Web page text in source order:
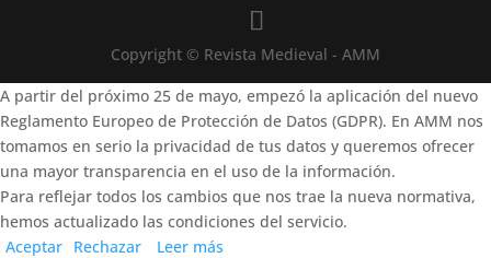
Copyright © Revista Medieval - AMM
A partir del próximo 25 de mayo, empezó la aplicación del nuevo
Reglamento Europeo de Protección de Datos (GDPR). En AMM nos
tomamos en serio la privacidad de tus datos y queremos ofrecer
una mayor transparencia en el uso de la información.
Para reflejar todos los cambios que nos trae la nueva normativa,
hemos actualizado las condiciones del servicio.
Aceptar Rechazar
Leer más